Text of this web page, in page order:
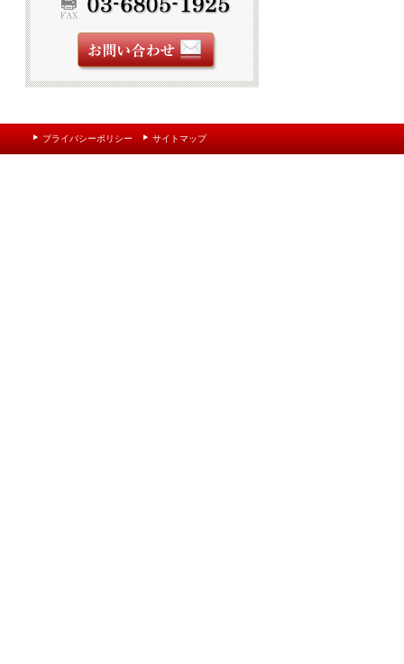
プライバシーポリシー サイトマップ